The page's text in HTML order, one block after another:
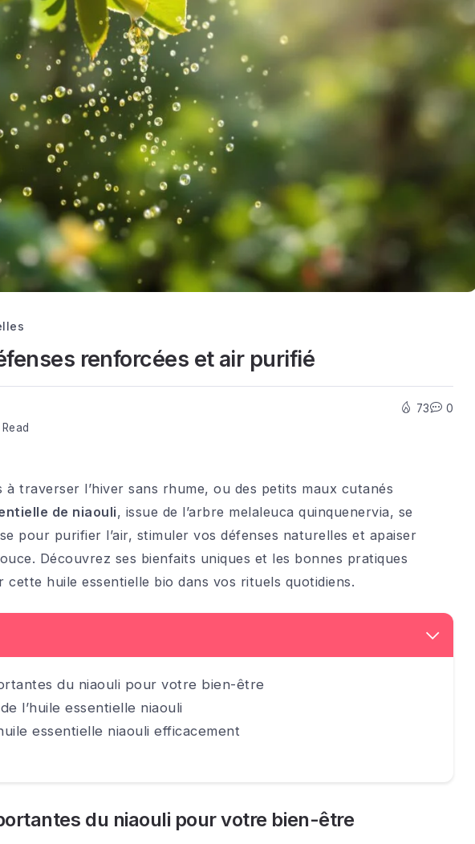
renforcées et air purifié
73 0
à traverser l’hiver sans rhume, ou des petits maux cutanés
de niaouli, issue de l’arbre melaleuca quinquenervia, se
pour purifier l’air, stimuler vos défenses naturelles et apaiser
Découvrez ses bienfaits uniques et les bonnes pratiques
cette huile essentielle bio dans vos rituels quotidiens.
du niaouli pour votre bien-être
l’huile essentielle niaouli
essentielle niaouli efficacement
du niaouli pour votre bien-être